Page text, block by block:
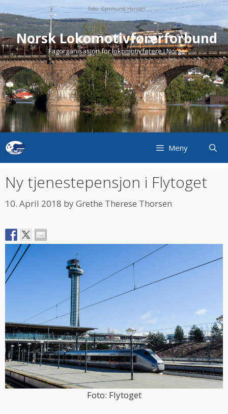
to
content
Foto: Gjermund Hansen
Norsk Lokomotivførerforbund
Fagorganisasjon for lokomotivførere i Norge
Meny
Ny tjenestepensjon i Flytoget
10. April 2018 byGrethe Therese Thorsen
Foto: Flytoget